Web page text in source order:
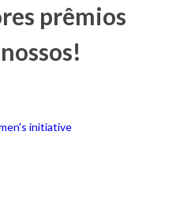
prêmios